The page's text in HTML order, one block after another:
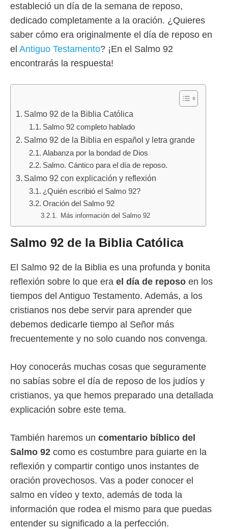
estableció un día de la semana de reposo,
dedicado completamente a la oración. ¿Quieres
saber cómo era originalmente el día de reposo en
el Antiguo Testamento? ¡En el Salmo 92
encontrarás la respuesta!
Salmo 92 de la Biblia Católica
Salmo 92 completo hablado
Salmo 92 de la Biblia en español y letra grande
Alabanza por la bondad de Dios
Salmo. Cántico para el día de reposo.
Salmo 92 con explicación y reflexión
¿Quién escribió el Salmo 92?
Oración del Salmo 92
Más información del Salmo 92
Salmo 92 de la Biblia Católica
El Salmo 92 de la Biblia es una profunda y bonita
reflexión sobre lo que era el día de reposo en los
tiempos del Antiguo Testamento. Además, a los
cristianos nos debe servir para aprender que
debemos dedicarle tiempo al Señor más
frecuentemente y no solo cuando nos convenga.
Hoy conocerás muchas cosas que seguramente
no sabías sobre el día de reposo de los judíos y
cristianos, ya que hemos preparado una detallada
explicación sobre este tema.
También haremos un comentario bíblico del
Salmo 92 como es costumbre para guiarte en la
reflexión y compartir contigo unos instantes de
oración provechosos. Vas a poder conocer el
salmo en vídeo y texto, además de toda la
información que rodea el mismo para que puedas
entender su significado a la perfección.